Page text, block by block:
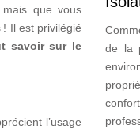
mais que vous
! Il est privilégié
savoir sur le
l’usage
de la